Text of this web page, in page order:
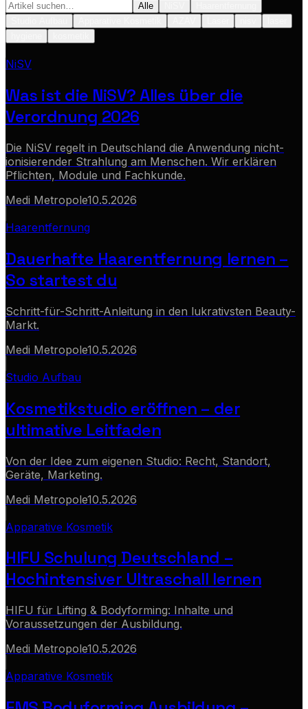
Alle
NiSV
Was ist die NiSV? Alles über die
Verordnung 2026
Die NiSV regelt in Deutschland die Anwendung nicht-
ionisierender Strahlung am Menschen. Wir erklären
Pflichten, Module und Fachkunde.
Medi Metropole10.5.2026
Haarentfernung
Dauerhafte Haarentfernung lernen –
So startest du
Schritt-für-Schritt-Anleitung in den lukrativsten Beauty-
Markt.
Medi Metropole10.5.2026
Studio Aufbau
Kosmetikstudio eröffnen – der
ultimative Leitfaden
Von der Idee zum eigenen Studio: Recht, Standort,
Geräte, Marketing.
Medi Metropole10.5.2026
Apparative Kosmetik
HIFU Schulung Deutschland –
Hochintensiver Ultraschall lernen
HIFU für Lifting & Bodyforming: Inhalte und
Voraussetzungen der Ausbildung.
Medi Metropole10.5.2026
Apparative Kosmetik